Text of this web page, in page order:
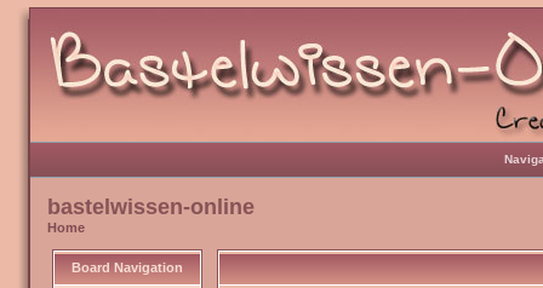
bastelwissen-online
Home
Board Navigation